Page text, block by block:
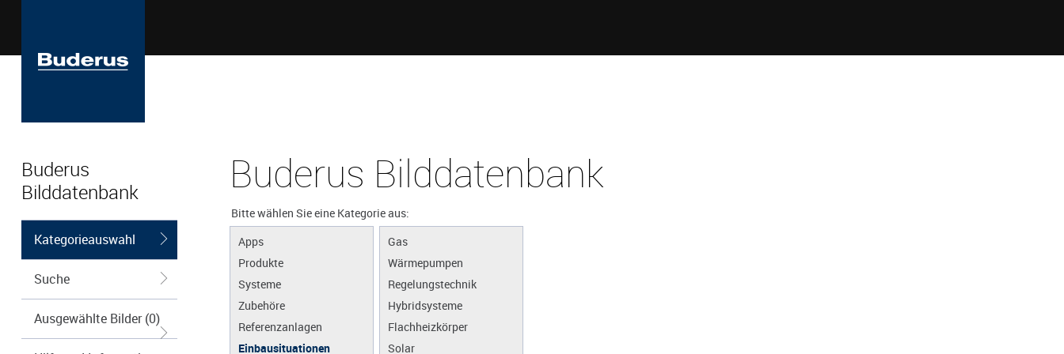
Buderus
Bilddatenbank
Kategorieauswahl
Suche
Ausgewählte Bilder (0)
Buderus Bilddatenbank
Bitte wählen Sie eine Kategorie aus:
Apps
Produkte
Systeme
Zubehöre
Referenzanlagen
Einbausituationen
Gas
Wärmepumpen
Regelungstechnik
Hybridsysteme
Flachheizkörper
Solar